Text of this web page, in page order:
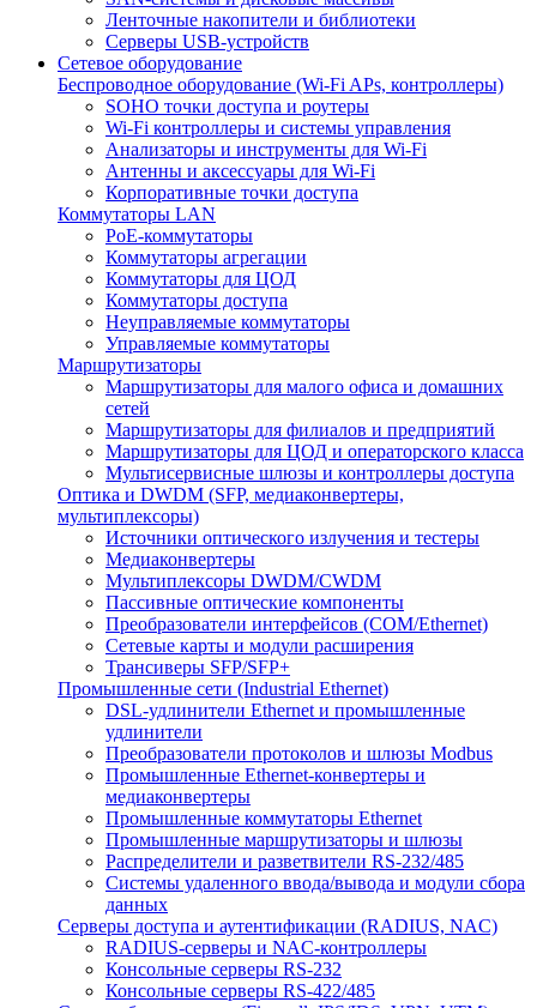
Ленточные накопители и библиотеки
Серверы USB-устройств
Сетевое оборудование
Беспроводное оборудование (Wi-Fi APs, контроллеры)
SOHO точки доступа и роутеры
Wi-Fi контроллеры и системы управления
Анализаторы и инструменты для Wi-Fi
Антенны и аксессуары для Wi-Fi
Корпоративные точки доступа
Коммутаторы LAN
PoE-коммутаторы
Коммутаторы агрегации
Коммутаторы для ЦОД
Коммутаторы доступа
Неуправляемые коммутаторы
Управляемые коммутаторы
Маршрутизаторы
Маршрутизаторы для малого офиса и домашних
сетей
Маршрутизаторы для филиалов и предприятий
Маршрутизаторы для ЦОД и операторского класса
Мультисервисные шлюзы и контроллеры доступа
Оптика и DWDM (SFP, медиаконвертеры,
мультиплексоры)
Источники оптического излучения и тестеры
Медиаконвертеры
Мультиплексоры DWDM/CWDM
Пассивные оптические компоненты
Преобразователи интерфейсов (COM/Ethernet)
Сетевые карты и модули расширения
Трансиверы SFP/SFP+
Промышленные сети (Industrial Ethernet)
DSL-удлинители Ethernet и промышленные
удлинители
Преобразователи протоколов и шлюзы Modbus
Промышленные Ethernet-конвертеры и
медиаконвертеры
Промышленные коммутаторы Ethernet
Промышленные маршрутизаторы и шлюзы
Распределители и разветвители RS-232/485
Системы удаленного ввода/вывода и модули сбора
данных
Серверы доступа и аутентификации (RADIUS, NAC)
RADIUS-серверы и NAC-контроллеры
Консольные серверы RS-232
Консольные серверы RS-422/485